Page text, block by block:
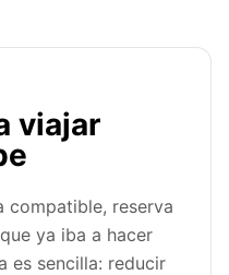
viajar
compatible, reserva
ya iba a hacer
es sencilla: reducir